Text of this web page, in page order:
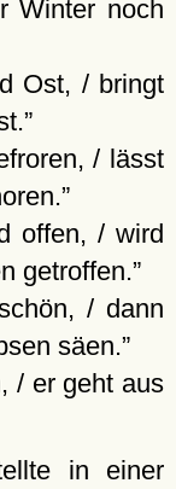
Winter noch
Ost, / bringt
/ lässt
offen, / wird
getroffen.
/ dann
säen.
/ er geht aus
in einer